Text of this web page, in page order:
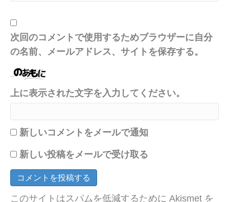
次回のコメントで使用するためブラウザーに自分
の名前、メールアドレス、サイトを保存する。
上に表示された文字を入力してください。
新しいコメントをメールで通知
新しい投稿をメールで受け取る
このサイトはスパムを低減するために Akismet を